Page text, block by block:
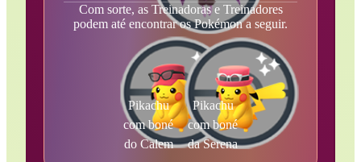
Com sorte, as Treinadoras e Treinadores
podem até encontrar os Pokémon a seguir.
Pikachu
com boné
do Calem
Pikachu
com boné
da Serena